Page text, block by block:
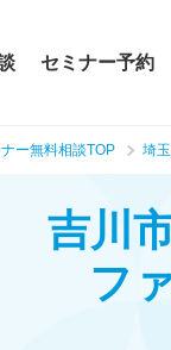
セミナー予約
ー無料相談TOP 埼
吉川
フ